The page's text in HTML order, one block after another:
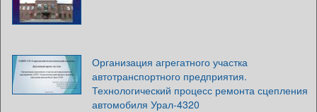
Организация агрегатного участка
автотранспортного предприятия.
Технологический процесс ремонта сцепления
автомобиля Урал-4320